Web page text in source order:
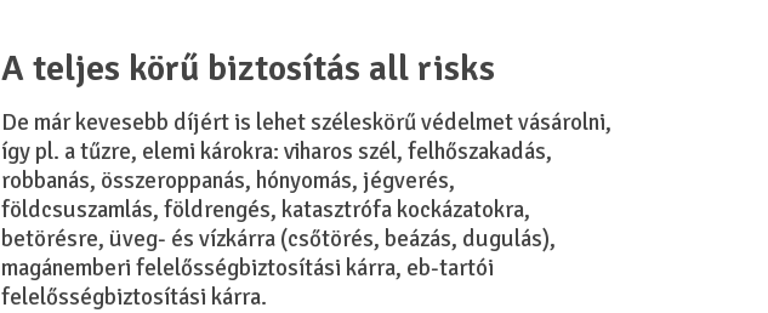
A teljes körű biztosítás all risks
De már kevesebb díjért is lehet széleskörű védelmet vásárolni,
így pl. a tűzre, elemi károkra: viharos szél, felhőszakadás,
robbanás, összeroppanás, hónyomás, jégverés,
földcsuszamlás, földrengés, katasztrófa kockázatokra,
betörésre, üveg- és vízkárra (csőtörés, beázás, dugulás),
magánemberi felelősségbiztosítási kárra, eb-tartói
felelősségbiztosítási kárra.